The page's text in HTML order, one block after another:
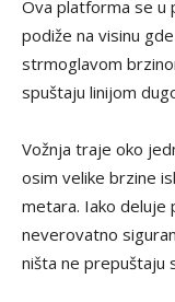
Ova platforma se u
podiže na visinu
strmoglavom
spuštaju linijom
Vožnja traje oko
osim velike brzine
metara. Iako deluje
neverovatno
ništa ne prepuštaju